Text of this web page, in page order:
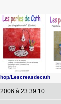
Lescreasdecath
à 23:39:10